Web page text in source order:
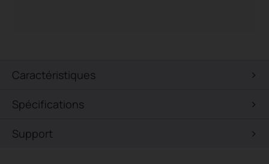
Caractéristiques
Spécifications
Support